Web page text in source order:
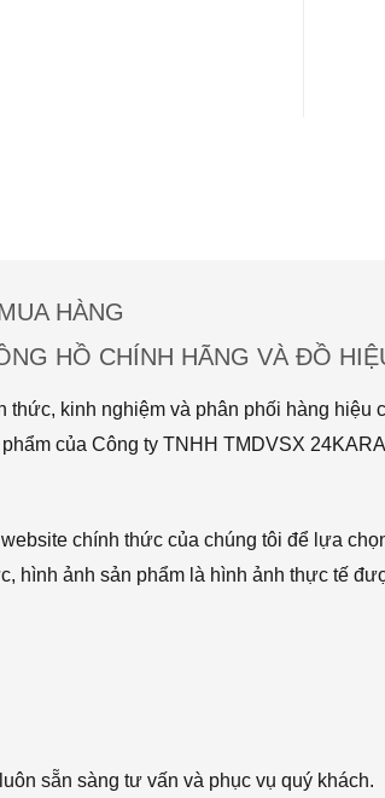
HÀNG
HỒ CHÍNH HÃNG VÀ ĐỒ
kinh nghiệm và phân phối hàng hiệu
của Công ty TNHH TMDVSX
chính thức của chúng tôi để lựa
hình ảnh sản phẩm là hình ảnh thực tế
sẵn sàng tư vấn và phục vụ quý khách.